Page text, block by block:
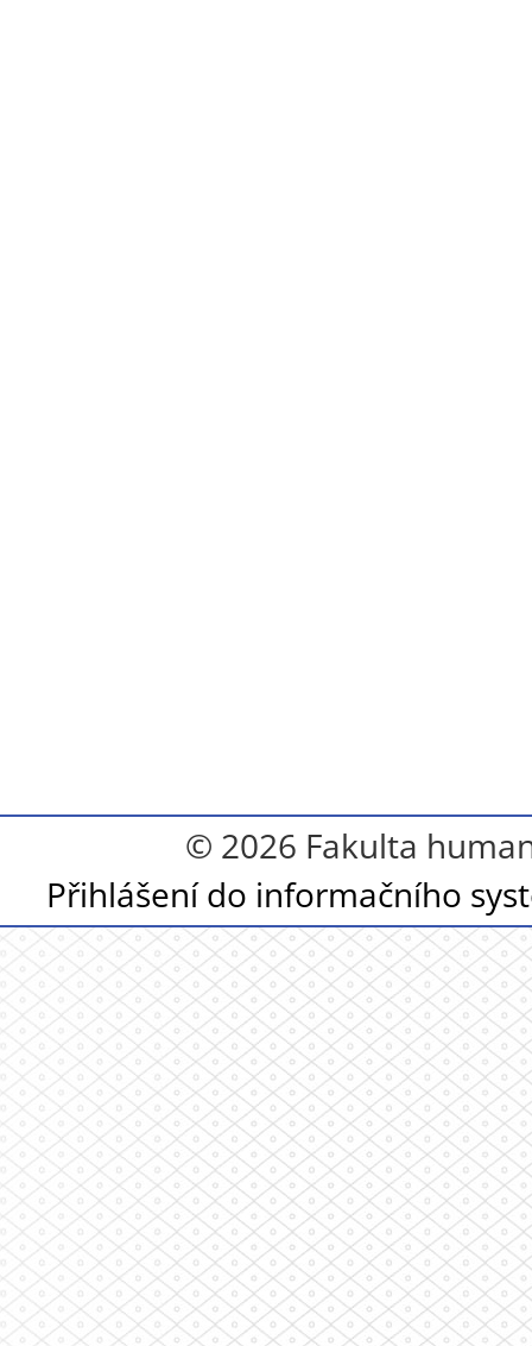
© 2026 Fakulta
Přihlášení do informačního